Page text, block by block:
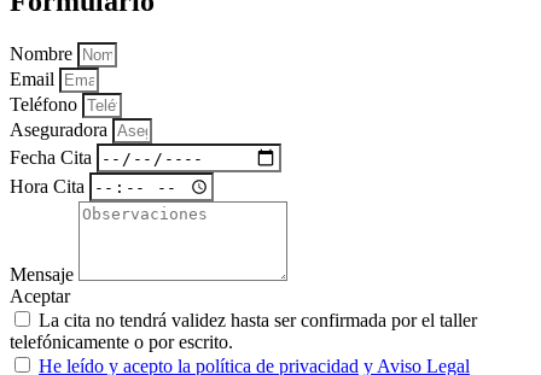
Nombre
Email
Teléfono
Aseguradora
Fecha Cita
Hora Cita
Mensaje
Aceptar
La cita no tendrá validez hasta ser confirmada por el taller
telefónicamente o por escrito.
He leído y acepto la política de privacidad y Aviso Legal